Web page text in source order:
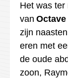
Het was ter
van Octave
zijn
eren met
de oude
zoon,